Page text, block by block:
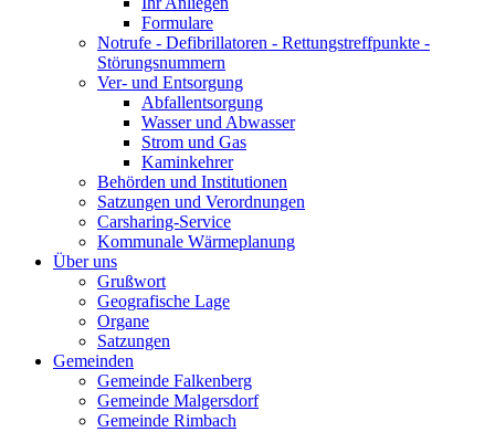
Formulare
Notrufe - Defibrillatoren - Rettungstreffpunkte -
Störungsnummern
Ver- und Entsorgung
Abfallentsorgung
Wasser und Abwasser
Strom und Gas
Kaminkehrer
Behörden und Institutionen
Satzungen und Verordnungen
Carsharing-Service
Kommunale Wärmeplanung
Über uns
Grußwort
Geografische Lage
Organe
Satzungen
Gemeinden
Gemeinde Falkenberg
Gemeinde Malgersdorf
Gemeinde Rimbach